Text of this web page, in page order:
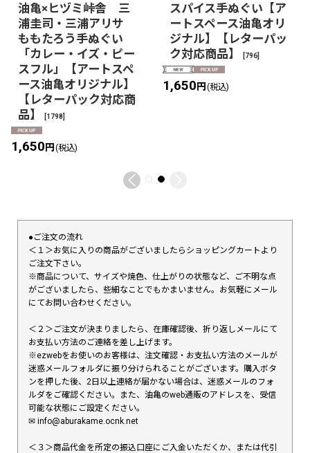
油亀×ヒヅミ峠舎 三
浦圭司・三浦アリサ
ももたろう手ぬぐい
「カレー・イズ・ピー
スフル」【アートスペ
ース油亀オリジナル】
【レターパック対応商
品】
[1798]
1,650円 (税込)
スパイス手ぬぐい【ア
ートスペース油亀オリ
ジナル】【レターパッ
ク対応商品】
[796]
1,650円 (税込)
●ご注文の流れ
＜１＞お気に入りの商品がございましたらショッピングカートより
ご注文下さい。
※商品について、サイズや焼色、仕上がりの状態など、ご不明な点
がございましたら、些細なことでもかまいません。お気軽にメール
にてお問い合わせください。
＜２＞ご注文が決まりましたら、在庫確認後、折り返しメールにて
お支払い方法のご連絡を差し上げます。
※ezwebをお使いのお客様は、注文確認・お支払い方法のメールが
迷惑メールフォルダに振り分けられることがございます。購入ボタ
ンを押した後、2日以上連絡が届かない場合は、迷惑メールのフォ
ルダをご確認ください。また、油亀のweb通販のアドレスを、受信
可能な状態にご設定ください。
✉︎ info@aburakame.ocnk.net
＜３＞商品代金を所定の振込口座にご入金いただくか、または代引